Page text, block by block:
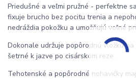
Priedušné a veľmi pružné - perfektne
fixuje brucho bez pocitu trenia a
nedráždia pokožku a umožňujú voľné
Dokonale udržuje popôrodnú vložku
šetrné k jazve po cisárskom reze.
Tehotenské a popôrodné nohavičky